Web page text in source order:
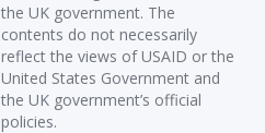
the UK government. The
contents do not necessarily
reflect the views of USAID or the
United States Government and
the UK government’s official
policies.